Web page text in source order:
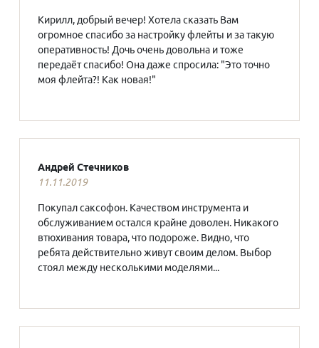
Кирилл, добрый вечер! Хотела сказать Вам
огромное спасибо за настройку флейты и за такую
оперативность! Дочь очень довольна и тоже
передаёт спасибо! Она даже спросила: "Это точно
моя флейта?! Как новая!"
Андрей Стечников
11.11.2019
Покупал саксофон. Качеством инструмента и
обслуживанием остался крайне доволен. Никакого
втюхивания товара, что подороже. Видно, что
ребята действительно живут своим делом. Выбор
стоял между несколькими моделями...